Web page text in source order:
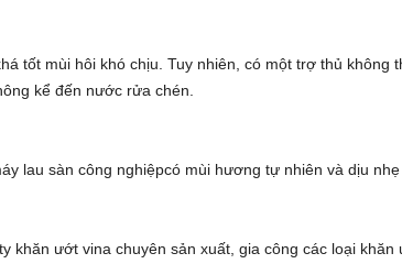
tốt mùi hôi khó chịu. Tuy nhiên, có một trợ thủ không
kể đến nước rửa chén.
lau sàn công nghiệpcó mùi hương tự nhiên và dịu
khăn ướt vina chuyên sản xuất, gia công các loại khăn